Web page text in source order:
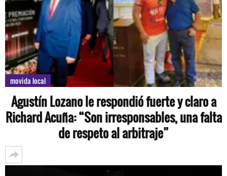
movida local
Agustín Lozano le respondió fuerte y claro a
Richard Acuña: “Son irresponsables, una falta
de respeto al arbitraje”